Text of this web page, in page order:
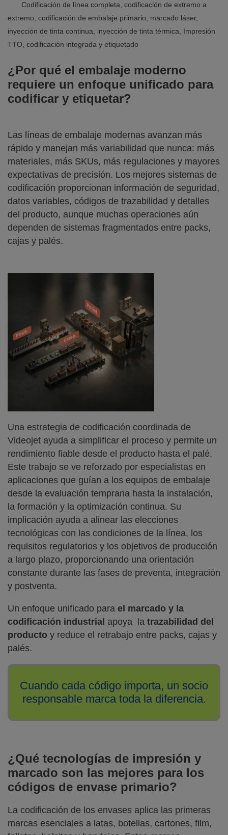
Codificación de línea completa, codificación de extremo a
extremo, codificación de embalaje primario, marcado láser,
inyección de tinta continua, inyección de tinta térmica, Impresión
TTO, codificación integrada y etiquetado
¿Por qué el embalaje moderno
requiere un enfoque unificado para
codificar y etiquetar?
Las líneas de embalaje modernas avanzan más
rápido y manejan más variabilidad que nunca: más
materiales, más SKUs, más regulaciones y mayores
expectativas de precisión. Los mejores sistemas de
codificación proporcionan información de seguridad,
datos variables, códigos de trazabilidad y detalles
del producto, aunque muchas operaciones aún
dependen de sistemas fragmentados entre packs,
cajas y palés.
Una estrategia de codificación coordinada de
Videojet ayuda a simplificar el proceso y permite un
rendimiento fiable desde el producto hasta el palé.
Este trabajo se ve reforzado por especialistas en
aplicaciones que guían a los equipos de embalaje
desde la evaluación temprana hasta la instalación,
la formación y la optimización continua. Su
implicación ayuda a alinear las elecciones
tecnológicas con las condiciones de la línea, los
requisitos regulatorios y los objetivos de producción
a largo plazo, proporcionando una orientación
constante durante las fases de preventa, integración
y postventa.
Un enfoque unificado para el marcado y la
codificación industrial apoya la trazabilidad del
producto y reduce el retrabajo entre packs, cajas y
palés.
Cuando cada código importa, un socio
responsable marca toda la diferencia.
¿Qué tecnologías de impresión y
marcado son las mejores para los
códigos de envase primario?
La codificación de los envases aplica las primeras
marcas esenciales a latas, botellas, cartones, film,